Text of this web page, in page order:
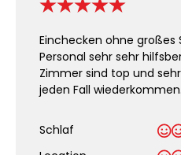
Einchecken ohne großes
Personal sehr sehr
Zimmer sind top und
jeden Fall wiederkommen.
Schlaf